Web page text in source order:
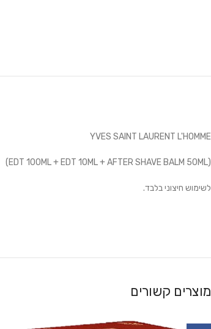
YVES SAINT LAURENT L'HOMME
(EDT 100ML + EDT 10ML + AFTER SHAVE BALM 50ML)
לשימוש חיצוני בלבד.
מוצרים קשורים